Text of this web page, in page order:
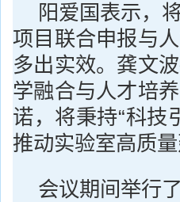
阳爱国表示，
项目联合申报与
多出实效。龚文
学融合与人才培
诺，将秉持“科技
推动实验室高质量
会议期间举行